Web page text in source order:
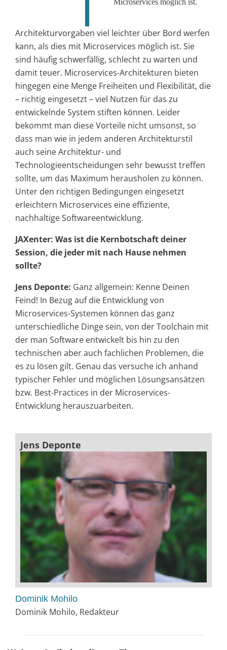
Microservices möglich ist.
Architekturvorgaben viel leichter über Bord werfen
kann, als dies mit Microservices möglich ist. Sie
sind häufig schwerfällig, schlecht zu warten und
damit teuer. Microservices-Architekturen bieten
hingegen eine Menge Freiheiten und Flexibilität, die
– richtig eingesetzt – viel Nutzen für das zu
entwickelnde System stiften können. Leider
bekommt man diese Vorteile nicht umsonst, so
dass man wie in jedem anderen Architekturstil
auch seine Architektur- und
Technologieentscheidungen sehr bewusst treffen
sollte, um das Maximum herausholen zu können.
Unter den richtigen Bedingungen eingesetzt
erleichtern Microservices eine effiziente,
nachhaltige Softwareentwicklung.
JAXenter: Was ist die Kernbotschaft deiner
Session, die jeder mit nach Hause nehmen
sollte?
Jens Deponte: Ganz allgemein: Kenne Deinen
Feind! In Bezug auf die Entwicklung von
Microservices-Systemen können das ganz
unterschiedliche Dinge sein, von der Toolchain mit
der man Software entwickelt bis hin zu den
technischen aber auch fachlichen Problemen, die
es zu lösen gilt. Genau das versuche ich anhand
typischer Fehler und möglichen Lösungsansätzen
bzw. Best-Practices in der Microservices-
Entwicklung herauszuarbeiten.
Jens Deponte
Dominik Mohilo
Dominik Mohilo, Redakteur